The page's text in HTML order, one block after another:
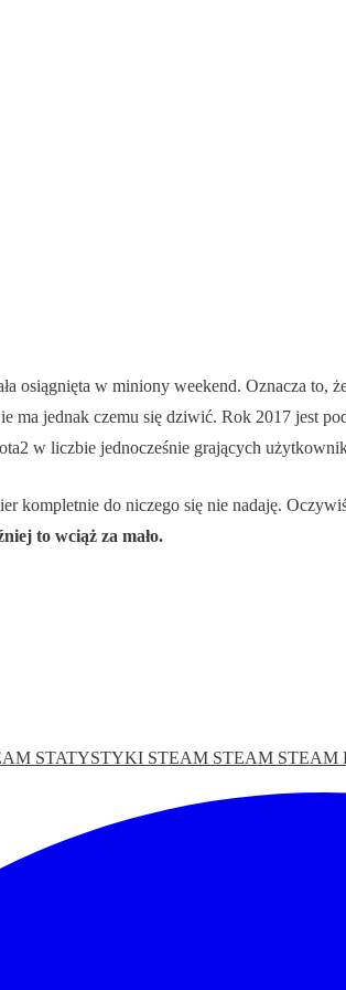
osiągnięta w miniony weekend. Oznacza
ma jednak czemu się dziwić. Rok 2017 jest
w liczbie jednocześnie grających
kompletnie do niczego się nie nadaję.
to wciąż za mało.
STATYSTYKI STEAM STEAM STEAM